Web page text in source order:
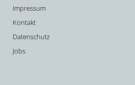
Impressum
Kontakt
Datenschutz
Jobs